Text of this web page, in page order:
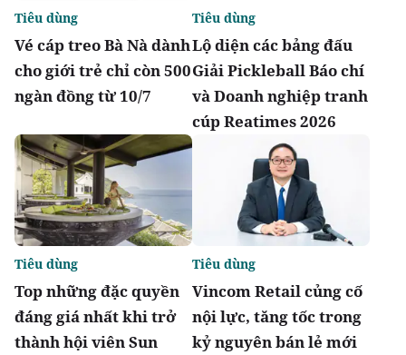
Vé cáp treo Bà Nà dành
cho giới trẻ chỉ còn 500
ngàn đồng từ 10/7
Tiêu dùng
Lộ diện các bảng đấu
Giải Pickleball Báo chí
và Doanh nghiệp tranh
cúp Reatimes 2026
Tiêu dùng
Top những đặc quyền
đáng giá nhất khi trở
thành hội viên Sun
Tiêu dùng
Vincom Retail củng cố
nội lực, tăng tốc trong
kỷ nguyên bán lẻ mới
Tiêu dùng